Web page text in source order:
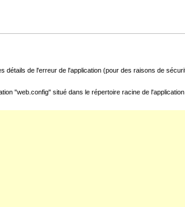
de l'erreur de l'application (pour des raisons de
"web.config" situé dans le répertoire racine de